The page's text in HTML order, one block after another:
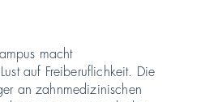
FR IT
macht
auf Freiberuflichkeit. Die
an zahnmedizinischen